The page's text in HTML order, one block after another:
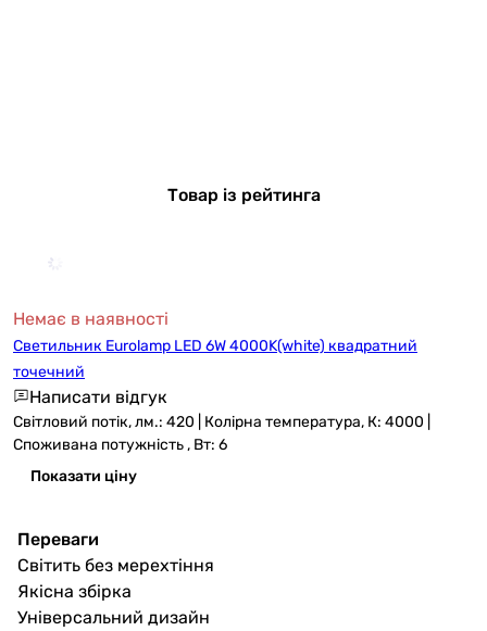
Товар із рейтинга
Немає в наявності
Светильник Eurolamp LED 6W 4000K(white) квадратний
точечний
Написати відгук
Світловий потік, лм.: 420 | Колірна температура, К: 4000 |
Споживана потужність , Вт: 6
Показати ціну
Переваги
Світить без мерехтіння
Якісна збірка
Універсальний дизайн